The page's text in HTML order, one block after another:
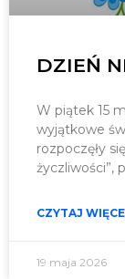
DZIEŃ
W piątek 15
wyjątkowe
rozpoczęły
życzliwości”,
CZYTAJ
19 maja 2026